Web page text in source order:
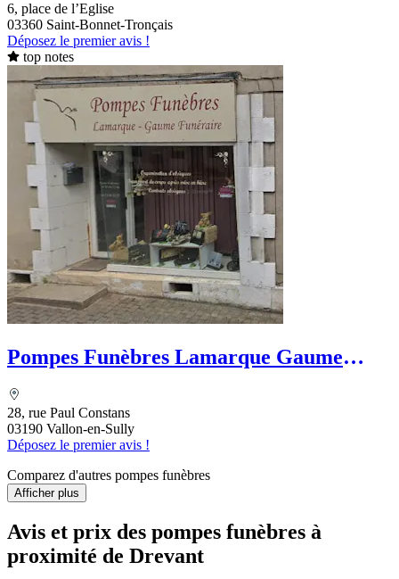
6, place de l’Eglise
03360 Saint-Bonnet-Tronçais
Déposez le premier avis !
top notes
Pompes Funèbres Lamarque Gaume
28, rue Paul Constans
03190 Vallon-en-Sully
Déposez le premier avis !
Comparez d'autres pompes funèbres
Afficher plus
Avis et prix des pompes funèbres à
proximité de Drevant